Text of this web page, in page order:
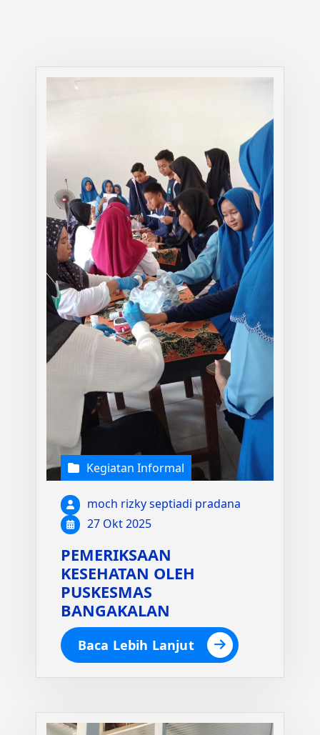
Kegiatan Informal
moch rizky septiadi pradana
27 Okt 2025
PEMERIKSAAN
KESEHATAN OLEH
PUSKESMAS
BANGAKALAN
Baca Lebih Lanjut